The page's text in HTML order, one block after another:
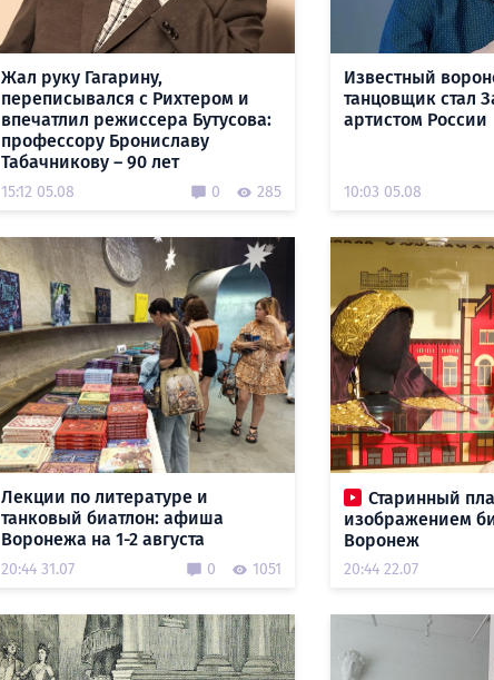
Жал руку Гагарину,
переписывался с Рихтером и
впечатлил режиссера Бутусова:
профессору Брониславу
Табачникову – 90 лет
15:12 05.08 0 285
Известный
танцовщик стал
артистом России
10:03 05.08
Лекции по литературе и
танковый биатлон: афиша
Воронежа на 1-2 августа
20:44 31.07 0 1051
Старинный
изображением
Воронеж
20:44 22.07